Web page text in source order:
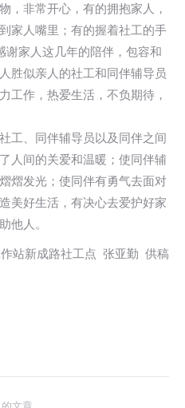
，非常开心，有的拥抱家人，
家人嘴里；有的握着社工的手
家人这几年的陪伴，包容和
胜似亲人的社工和同伴辅导员
工作，热爱生活，不负期待，
工、同伴辅导员以及同伴之间
人间的关爱和温暖；使同伴辅
熠发光；使同伴有勇气去面对
美好生活，有决心去爱护好家
他人。
站新成路社工点 张亚勤 供稿